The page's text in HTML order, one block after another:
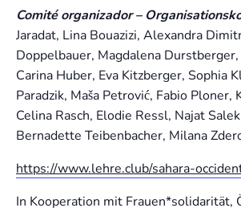
Comité organizador –
Jaradat, Lina Bouazizi, Alexandra
Doppelbauer, Magdalena
Carina Huber, Eva Kitzberger, Sophia
Paradzik, Maša Petrović, Fabio Ploner,
Celina Rasch, Elodie Ressl, Najat
Bernadette Teibenbacher, Milana
https://www.lehre.club/sahara-
In Kooperation mit Frauen*solidarität,